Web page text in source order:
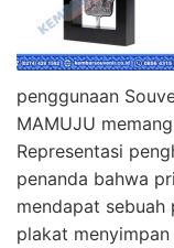
penggunaan
MAMUJU
Representasi
penanda bahwa
mendapat sebuah
plakat